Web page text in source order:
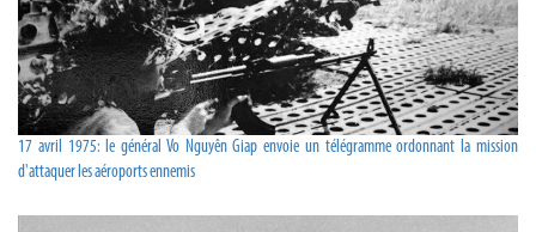
17 avril 1975: le général Vo Nguyên Giap envoie un télégramme ordonnant la mission
d'attaquer les aéroports ennemis